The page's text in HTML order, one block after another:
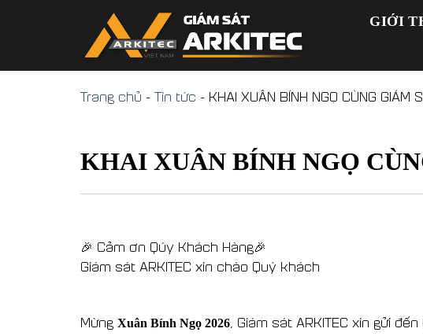
GIỚI
Trang chủ - Tin tức - KHAI XUÂN BÍNH NGỌ CÙNG GIÁM
KHAI XUÂN BÍNH NGỌ
🎉 Cảm ơn Qúy Khách Hàng🎉
Giám sát ARKITEC xin chào Quý khách
Mừng Xuân Bính Ngọ 2026 , Giám sát ARKITEC xin gửi